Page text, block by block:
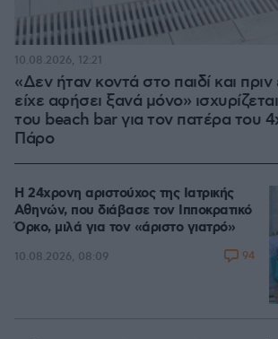
«Δεν ήταν κοντά στο παιδί και
είχε αφήσει ξανά μόνο»
του beach bar για τον πατέρα του
Πάρο
10.08.2026, 12:21
Η 24χρονη αριστούχος της Ιατρικής
Αθηνών, που διάβασε τον Ιπποκρατικό
Όρκο, μιλά για τον «άριστο γιατρό»
10.08.2026, 08:09 94